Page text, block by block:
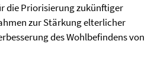
die Priorisierung zukünftiger
zur Stärkung elterlicher
des Wohlbefindens von